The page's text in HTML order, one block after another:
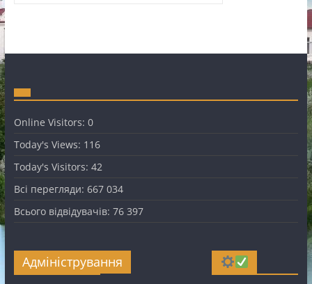
Online Visitors: 0
Today's Views: 116
Today's Visitors: 42
Всі перегляди: 667 034
Всього відвідувачів: 76 397
Адміністрування